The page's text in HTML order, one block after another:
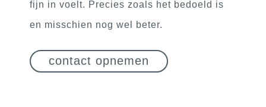
fijn in voelt. Precies zoals het bedoeld is
en misschien nog wel beter.
contact opnemen